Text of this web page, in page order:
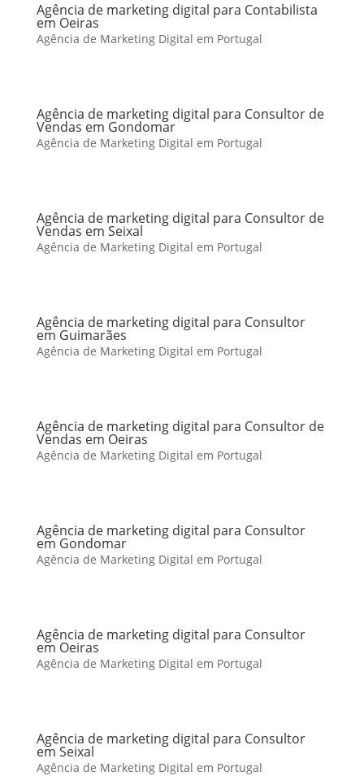
Agência de marketing digital para Contabilista
em Oeiras
Agência de Marketing Digital em Portugal
Agência de marketing digital para Consultor de
Vendas em Gondomar
Agência de Marketing Digital em Portugal
Agência de marketing digital para Consultor de
Vendas em Seixal
Agência de Marketing Digital em Portugal
Agência de marketing digital para Consultor
em Guimarães
Agência de Marketing Digital em Portugal
Agência de marketing digital para Consultor de
Vendas em Oeiras
Agência de Marketing Digital em Portugal
Agência de marketing digital para Consultor
em Gondomar
Agência de Marketing Digital em Portugal
Agência de marketing digital para Consultor
em Oeiras
Agência de Marketing Digital em Portugal
Agência de marketing digital para Consultor
em Seixal
Agência de Marketing Digital em Portugal